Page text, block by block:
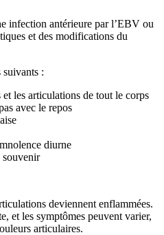
infection antérieure par l’EBV ou
et des modifications du
suivants :
et les articulations de tout le corps
avec le repos
diurne
souvenir
deviennent enflammées.
et les symptômes peuvent varier,
articulaires.